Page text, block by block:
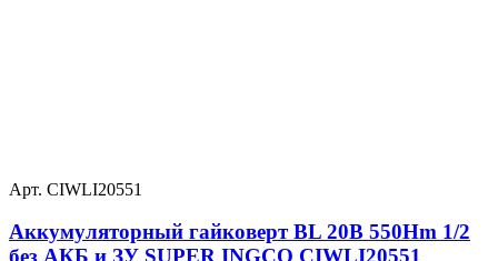
Арт. CIWLI20551
Аккумуляторный гайковерт BL 20В 550Hm 1/2
без АКБ и ЗУ SUPER INGCO CIWLI20551